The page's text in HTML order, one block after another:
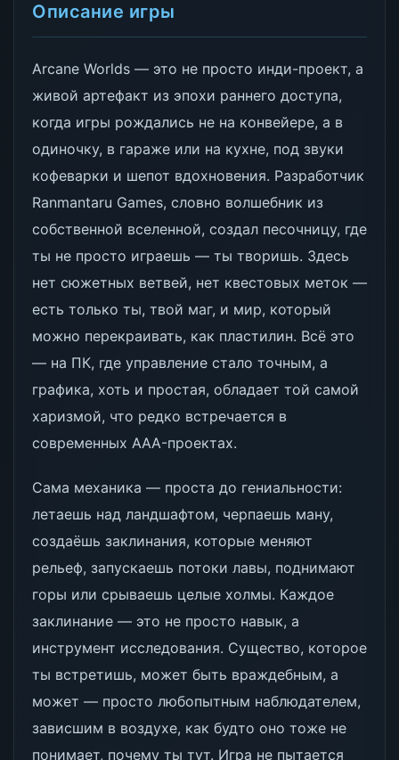
Описание игры
Arcane Worlds — это не просто инди-проект, а
живой артефакт из эпохи раннего доступа,
когда игры рождались не на конвейере, а в
одиночку, в гараже или на кухне, под звуки
кофеварки и шепот вдохновения. Разработчик
Ranmantaru Games, словно волшебник из
собственной вселенной, создал песочницу, где
ты не просто играешь — ты творишь. Здесь
нет сюжетных ветвей, нет квестовых меток —
есть только ты, твой маг, и мир, который
можно перекраивать, как пластилин. Всё это
— на ПК, где управление стало точным, а
графика, хоть и простая, обладает той самой
харизмой, что редко встречается в
современных AAA-проектах.
Сама механика — проста до гениальности:
летаешь над ландшафтом, черпаешь ману,
создаёшь заклинания, которые меняют
рельеф, запускаешь потоки лавы, поднимают
горы или срываешь целые холмы. Каждое
заклинание — это не просто навык, а
инструмент исследования. Существо, которое
ты встретишь, может быть враждебным, а
может — просто любопытным наблюдателем,
зависшим в воздухе, как будто оно тоже не
понимает, почему ты тут. Игра не пытается